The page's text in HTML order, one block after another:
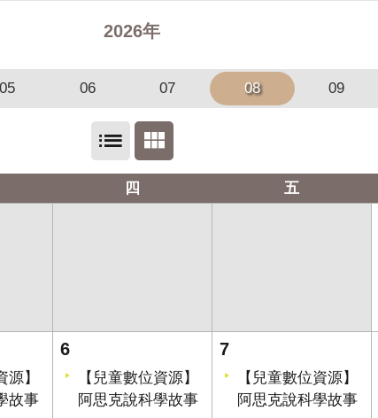
2026年
05 06 07 08 09
四 五
源】
故事
6
【兒童數位資源】
阿思克說科學故事
7
【兒童數位資源】
阿思克說科學故事